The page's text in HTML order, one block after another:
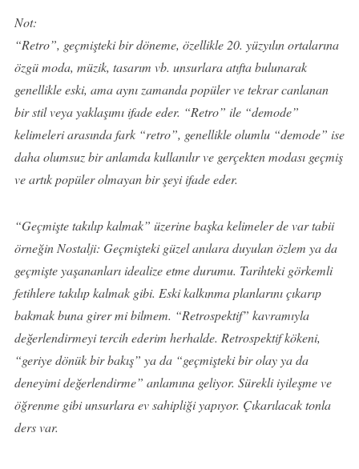
Not:
“Retro”, geçmişteki bir döneme, özellikle 20. yüzyılın ortalarına
özgü moda, müzik, tasarım vb. unsurlara atıfta bulunarak
genellikle eski, ama aynı zamanda popüler ve tekrar canlanan
bir stil veya yaklaşımı ifade eder. “Retro” ile “demode”
kelimeleri arasında fark “retro”, genellikle olumlu “demode” ise
daha olumsuz bir anlamda kullanılır ve gerçekten modası geçmiş
ve artık popüler olmayan bir şeyi ifade eder.
“Geçmişte takılıp kalmak” üzerine başka kelimeler de var tabii
örneğin Nostalji: Geçmişteki güzel anılara duyulan özlem ya da
geçmişte yaşananları idealize etme durumu. Tarihteki görkemli
fetihlere takılıp kalmak gibi. Eski kalkınma planlarını çıkarıp
bakmak buna girer mi bilmem. “Retrospektif” kavramıyla
değerlendirmeyi tercih ederim herhalde. Retrospektif kökeni,
“geriye dönük bir bakış” ya da “geçmişteki bir olay ya da
deneyimi değerlendirme” anlamına geliyor. Sürekli iyileşme ve
öğrenme gibi unsurlara ev sahipliği yapıyor. Çıkarılacak tonla
ders var.